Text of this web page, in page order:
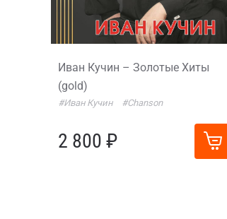
Иван Кучин – Золотые Хиты
(gold)
#Иван Кучин #Chanson
2 800 ₽